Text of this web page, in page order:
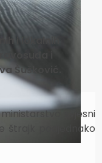
i lokalnih
i
Šušković.
svjesni
štrajk podjednako